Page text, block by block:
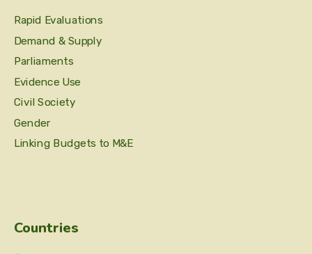
Rapid Evaluations
Demand & Supply
Parliaments
Evidence Use
Civil Society
Gender
Linking Budgets to M&E
Countries